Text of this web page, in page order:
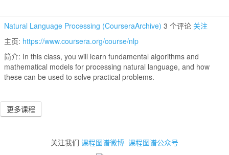
Natural Language Processing (CourseraArchive) 3 个评论 关注
主页: https://www.coursera.org/course/nlp
简介: In this class, you will learn fundamental algorithms and
mathematical models for processing natural language, and how
these can be used to solve practical problems.
更多课程
关注我们 课程图谱微博 课程图谱公众号